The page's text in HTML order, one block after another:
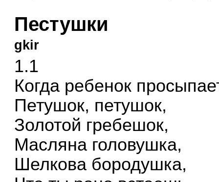
Пестушки
gkir
1.1
Когда ребенок
Петушок, петушок,
Золотой гребешок,
Масляна головушка,
Шелкова бородушка,